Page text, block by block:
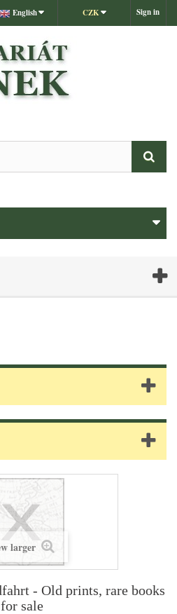
Sign in
CZK
English
larger
- Old prints, rare books
sale